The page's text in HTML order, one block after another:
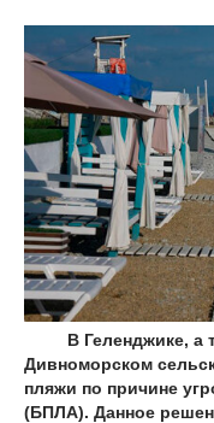
В Геленджике, а
Дивноморском
пляжи по причине
(БПЛА). Данное